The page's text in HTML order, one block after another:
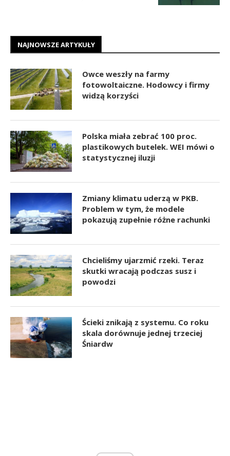
NAJNOWSZE ARTYKUŁY
Owce weszły na farmy
fotowoltaiczne. Hodowcy i firmy
widzą korzyści
Polska miała zebrać 100 proc.
plastikowych butelek. WEI mówi o
statystycznej iluzji
Zmiany klimatu uderzą w PKB.
Problem w tym, że modele
pokazują zupełnie różne rachunki
Chcieliśmy ujarzmić rzeki. Teraz
skutki wracają podczas susz i
powodzi
Ścieki znikają z systemu. Co roku
skala dorównuje jednej trzeciej
Śniardw